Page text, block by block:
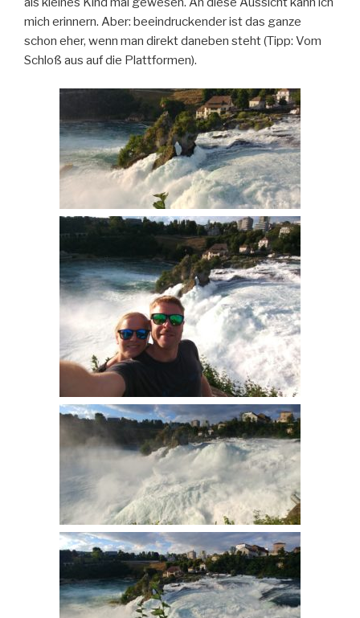
mich erinnern. Aber: beeindruckender ist das ganze
schon eher, wenn man direkt daneben steht (Tipp: Vom
Schloß aus auf die Plattformen).